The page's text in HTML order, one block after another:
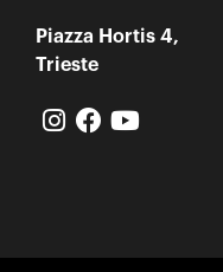
Piazza Hortis 4,
Trieste